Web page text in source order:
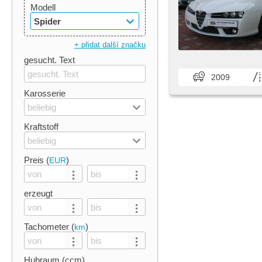
Modell
Spider
+ přidat další značku
gesucht. Text
Karosserie
beliebig
Kraftstoff
beliebig
Preis (EUR)
erzeugt
Tachometer (km)
Hubraum (ccm)
2009